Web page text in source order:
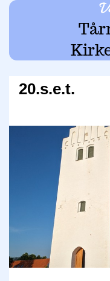
20.s.e.t.